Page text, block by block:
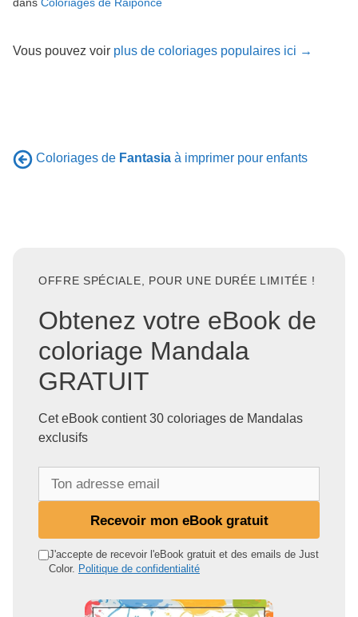
dans Coloriages de Raiponce
Vous pouvez voir plus de coloriages populaires ici →
Coloriages de Fantasia à imprimer pour enfants
OFFRE SPÉCIALE, POUR UNE DURÉE LIMITÉE !
Obtenez votre eBook de
coloriage Mandala
GRATUIT
Cet eBook contient 30 coloriages de Mandalas
exclusifs
d
Recevoir mon eBook gratuit
J'accepte de recevoir l'eBook gratuit et des emails de Just
Color. Politique de confidentialité